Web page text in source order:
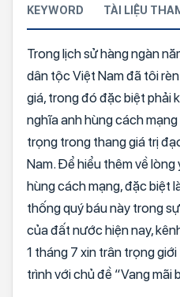
KEYWORD TÀI LIỆU
Trong lịch sử hàng ngàn
dân tộc Việt Nam đã tôi
giá, trong đó đặc biệt phải
nghĩa anh hùng cách
trọng trong thang giá trị
Nam. Để hiểu thêm về
hùng cách mạng, đặc biệt
thống quý báu này trong
của đất nước hiện nay,
1 tháng 7 xin trân trọng
trình với chủ đề “Vang mãi